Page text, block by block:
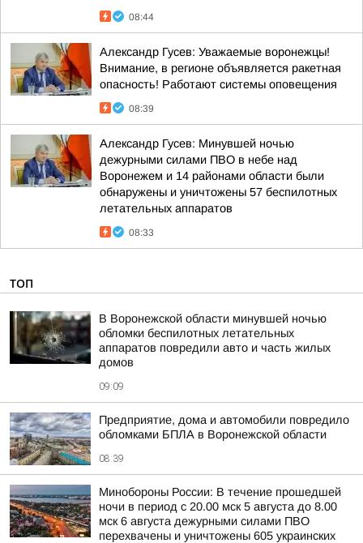
08:44
Александр Гусев: Уважаемые воронежцы!
Внимание, в регионе объявляется ракетная
опасность! Работают системы оповещения
08:39
Александр Гусев: Минувшей ночью
дежурными силами ПВО в небе над
Воронежем и 14 районами области были
обнаружены и уничтожены 57 беспилотных
летательных аппаратов
08:33
ТОП
В Воронежской области минувшей ночью
обломки беспилотных летательных
аппаратов повредили авто и часть жилых
домов
09:09
Предприятие, дома и автомобили повредило
обломками БПЛА в Воронежской области
08:39
Минобороны России: В течение прошедшей
ночи в период с 20.00 мск 5 августа до 8.00
мск 6 августа дежурными силами ПВО
перехвачены и уничтожены 605 украинских